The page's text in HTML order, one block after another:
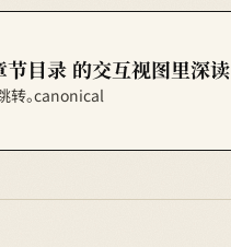
目录 的交互视图里深读
转。canonical